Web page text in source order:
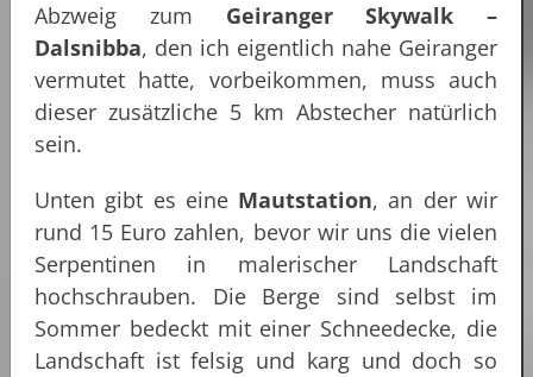
Abzweig zum Geiranger Skywalk –
Dalsnibba, den ich eigentlich nahe Geiranger
vermutet hatte, vorbeikommen, muss auch
dieser zusätzliche 5 km Abstecher natürlich
sein.
Unten gibt es eine Mautstation, an der wir
rund 15 Euro zahlen, bevor wir uns die vielen
Serpentinen in malerischer Landschaft
hochschrauben. Die Berge sind selbst im
Sommer bedeckt mit einer Schneedecke, die
Landschaft ist felsig und karg und doch so